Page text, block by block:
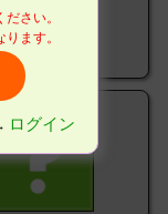
さい。
ます。
ログイン